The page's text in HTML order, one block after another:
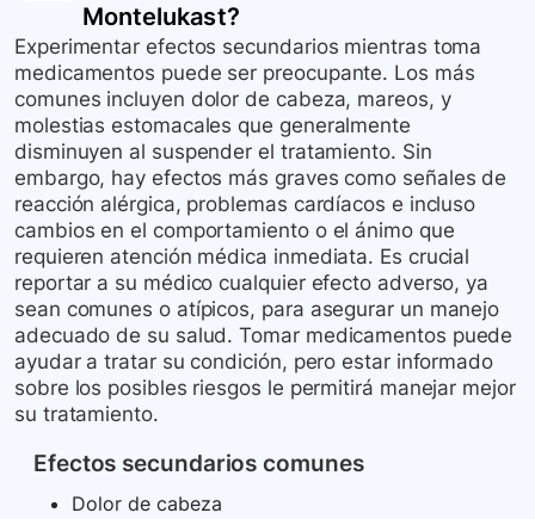
Montelukast?
Experimentar efectos secundarios mientras toma
medicamentos puede ser preocupante. Los más
comunes incluyen dolor de cabeza, mareos, y
molestias estomacales que generalmente
disminuyen al suspender el tratamiento. Sin
embargo, hay efectos más graves como señales de
reacción alérgica, problemas cardíacos e incluso
cambios en el comportamiento o el ánimo que
requieren atención médica inmediata. Es crucial
reportar a su médico cualquier efecto adverso, ya
sean comunes o atípicos, para asegurar un manejo
adecuado de su salud. Tomar medicamentos puede
ayudar a tratar su condición, pero estar informado
sobre los posibles riesgos le permitirá manejar mejor
su tratamiento.
Efectos secundarios comunes
Dolor de cabeza